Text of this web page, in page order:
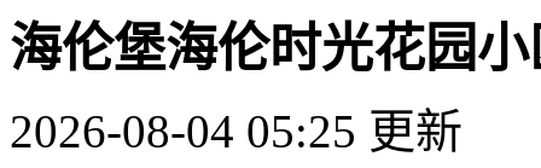
海伦堡海伦时光花园
2026-08-04 05:25 更新